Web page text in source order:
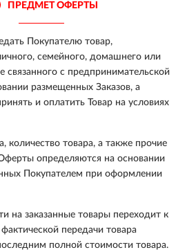
ПРЕДМЕТ ОФЕРТЫ
Покупателю товар,
семейного, домашнего или
связанного с предпринимательской
размещенных Заказов, а
и оплатить Товар на условиях
количество товара, а также прочие
определяются на основании
Покупателем при оформлении
на заказанные товары переходит к
передачи товара
полной стоимости товара.